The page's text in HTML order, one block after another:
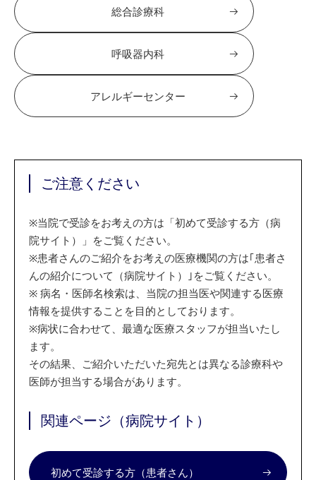
総合診療科
呼吸器内科
アレルギーセンター
ご注意ください
※当院で受診をお考えの方は「初めて受診する方（病
院サイト）」をご覧ください。
※患者さんのご紹介をお考えの医療機関の方は｢患者さ
んの紹介について（病院サイト）｣をご覧ください。
※ 病名・医師名検索は、当院の担当医や関連する医療
情報を提供することを目的としております。
※病状に合わせて、最適な医療スタッフが担当いたし
ます。
その結果、ご紹介いただいた宛先とは異なる診療科や
医師が担当する場合があります。
関連ページ（病院サイト）
初めて受診する方（患者さん）